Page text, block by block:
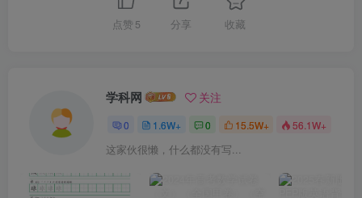
点赞 5 分享 收藏
学科网 关注
0 1.6W+ 0 15.5W+ 56.1W+
这家伙很懒，什么都没有写...